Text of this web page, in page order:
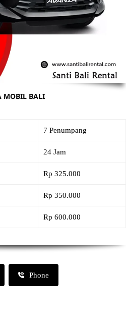
MOBIL BALI
7 Penumpang
24 Jam
Rp 325.000
Rp 350.000
Rp 600.000
Phone